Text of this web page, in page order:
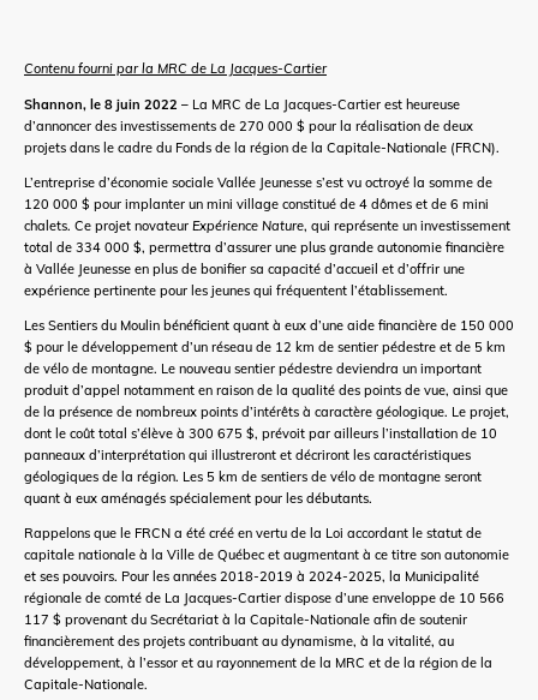
Contenu fourni par la MRC de La Jacques-Cartier
Shannon, le 8 juin 2022 – La MRC de La Jacques-Cartier est heureuse
d’annoncer des investissements de 270 000 $ pour la réalisation de deux
projets dans le cadre du Fonds de la région de la Capitale-Nationale (FRCN).
L’entreprise d’économie sociale Vallée Jeunesse s’est vu octroyé la somme de
120 000 $ pour implanter un mini village constitué de 4 dômes et de 6 mini
chalets. Ce projet novateur Expérience Nature, qui représente un investissement
total de 334 000 $, permettra d’assurer une plus grande autonomie financière
à Vallée Jeunesse en plus de bonifier sa capacité d’accueil et d’offrir une
expérience pertinente pour les jeunes qui fréquentent l’établissement.
Les Sentiers du Moulin bénéficient quant à eux d’une aide financière de 150 000
$ pour le développement d’un réseau de 12 km de sentier pédestre et de 5 km
de vélo de montagne. Le nouveau sentier pédestre deviendra un important
produit d’appel notamment en raison de la qualité des points de vue, ainsi que
de la présence de nombreux points d’intérêts à caractère géologique. Le projet,
dont le coût total s’élève à 300 675 $, prévoit par ailleurs l’installation de 10
panneaux d’interprétation qui illustreront et décriront les caractéristiques
géologiques de la région. Les 5 km de sentiers de vélo de montagne seront
quant à eux aménagés spécialement pour les débutants.
Rappelons que le FRCN a été créé en vertu de la Loi accordant le statut de
capitale nationale à la Ville de Québec et augmentant à ce titre son autonomie
et ses pouvoirs. Pour les années 2018-2019 à 2024-2025, la Municipalité
régionale de comté de La Jacques‑Cartier dispose d’une enveloppe de 10 566
117 $ provenant du Secrétariat à la Capitale‑Nationale afin de soutenir
financièrement des projets contribuant au dynamisme, à la vitalité, au
développement, à l’essor et au rayonnement de la MRC et de la région de la
Capitale-Nationale.